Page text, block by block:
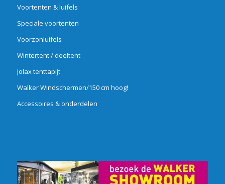
Voortenten & luifels
Speciale voortenten
Voorzonluifels
Wintertent / deeltent
Jolax tenttapijt
Walker Windschermen/150 cm hoog!
Accessoires & onderdelen